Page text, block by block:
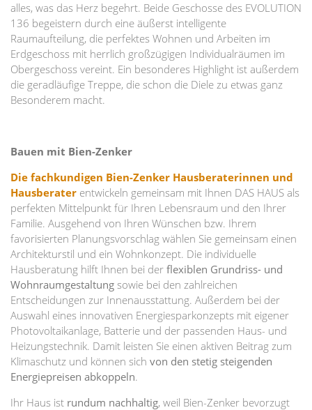
alles, was das Herz begehrt. Beide Geschosse des EVOLUTION
136 begeistern durch eine äußerst intelligente
Raumaufteilung, die perfektes Wohnen und Arbeiten im
Erdgeschoss mit herrlich großzügigen Individualräumen im
Obergeschoss vereint. Ein besonderes Highlight ist außerdem
die geradläufige Treppe, die schon die Diele zu etwas ganz
Besonderem macht.
Bauen mit Bien-Zenker
Die fachkundigen Bien-Zenker Hausberaterinnen und
Hausberater entwickeln gemeinsam mit Ihnen DAS HAUS als
perfekten Mittelpunkt für Ihren Lebensraum und den Ihrer
Familie. Ausgehend von Ihren Wünschen bzw. Ihrem
favorisierten Planungsvorschlag wählen Sie gemeinsam einen
Architekturstil und ein Wohnkonzept. Die individuelle
Hausberatung hilft Ihnen bei der flexiblen Grundriss- und
Wohnraumgestaltung sowie bei den zahlreichen
Entscheidungen zur Innenausstattung. Außerdem bei der
Auswahl eines innovativen Energiesparkonzepts mit eigener
Photovoltaikanlage, Batterie und der passenden Haus- und
Heizungstechnik. Damit leisten Sie einen aktiven Beitrag zum
Klimaschutz und können sich von den stetig steigenden
Energiepreisen abkoppeln.
Ihr Haus ist rundum nachhaltig, weil Bien-Zenker bevorzugt